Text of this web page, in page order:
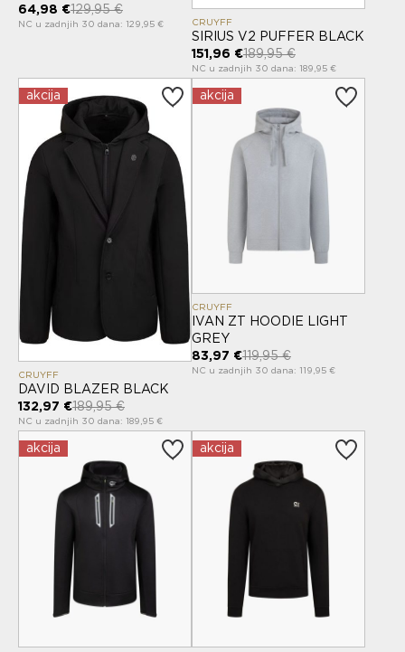
64,98 €129,95 €
NC u zadnjih 30 dana: 129,95 € CRUYFF
SIRIUS V2 PUFFER BLACK
151,96 €189,95 €
NC u zadnjih 30 dana: 189,95 €
akcija
CRUYFF
DAVID BLAZER BLACK
132,97 €189,95 €
NC u zadnjih 30 dana: 189,95 €
akcija
CRUYFF
IVAN ZT HOODIE LIGHT
GREY
83,97 €119,95 €
NC u zadnjih 30 dana: 119,95 €
akcija akcija